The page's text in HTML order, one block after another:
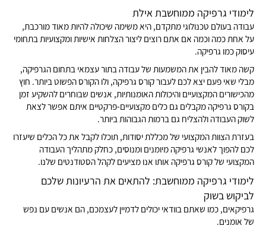
לימודי גרפיקה ממוחשבת אילת
עבודה בעולם טכנולוגי מתקדם, היא משימה שיכולה להיות מאוד מורכבת,
על אחת כמה וכמה אם אתם רוצים ליצור הצלחות אישיות ומקצועיות בתחומי
עיסוק כמו גרפיקה.
קשה מאוד להבין את המשמעות של עבודה בתור עצמאי בתחום הגרפיקה,
מבלי שאי פעם יצא לכם לעבור קורס גרפיקה, ולו הקורס הפשוט ביותר. חוץ
מהכישורים המקצועיים והיכולות האומנותיות, אנשים שבוחרים להשקיע זמן
בקורס גרפיקה מקבלים גם כלים מקצועיים-פרקטיים איתם אפשר לצאת
לשוק העבודה ולהצליח גם ברמות הגבוהות ביותר.
בעזרת הצוות המקצועי של מכללת יסודות, תוכלו לקבל את כל הכלים שיעזרו
לכם להפוך לאנשי גרפיקה מיומנים ומנוסים, כחלק מתהליך העבודה
המקצועי של קורס גרפיקה אותו אנו מציעים לקהל הסטודנטים שלנו.
לימודי גרפיקה ממוחשבת: להתאים את הרעיונות שלכם
לביקוש בשוק
גרפיקאים, כמו שאתם בוודאי יכולים לדמיין לעצמכם, הם אנשים עם נפש
של אומנים.